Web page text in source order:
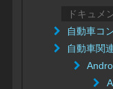
ドキュメ
自動車コ
自動車関